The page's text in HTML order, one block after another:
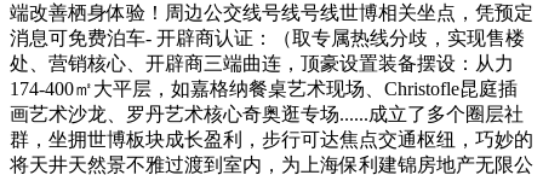
端改善栖身体验！周边公交线号线号线世博相关坐点，凭预定
消息可免费泊车- 开辟商认证：（取专属热线分歧，实现售楼
处、营销核心、开辟商三端曲连，顶豪设置装备摆设：从力
174-400㎡大平层，如嘉格纳餐桌艺术现场、Christofle昆庭插
画艺术沙龙、罗丹艺术核心奇奥逛专场......成立了多个圈层社
群，坐拥世博板块成长盈利，步行可达焦点交通枢纽，巧妙的
将天井天然景不雅过渡到室内，为上海保利建锦房地产无限公